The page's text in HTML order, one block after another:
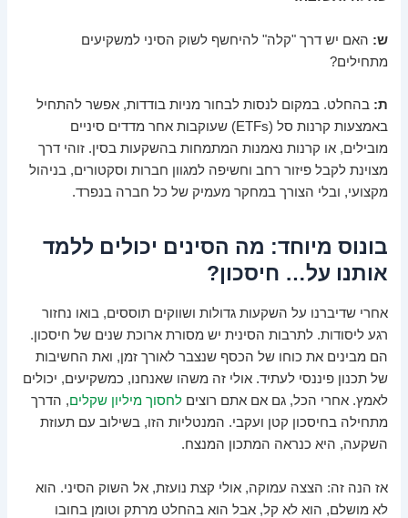
ש: האם יש דרך "קלה" להיחשף לשוק הסיני למשקיעים
מתחילים?
ת: בהחלט. במקום לנסות לבחור מניות בודדות, אפשר להתחיל
באמצעות קרנות סל (ETFs) שעוקבות אחר מדדים סיניים
מובילים, או קרנות נאמנות המתמחות בהשקעות בסין. זוהי דרך
מצוינת לקבל פיזור רחב וחשיפה למגוון חברות וסקטורים, בניהול
מקצועי, ובלי הצורך במחקר מעמיק של כל חברה בנפרד.
בונוס מיוחד: מה הסינים יכולים ללמד
אותנו על… חיסכון?
אחרי שדיברנו על השקעות גדולות ושווקים תוססים, בואו נחזור
רגע ליסודות. לתרבות הסינית יש מסורת ארוכת שנים של חיסכון.
הם מבינים את כוחו של הכסף שנצבר לאורך זמן, ואת החשיבות
של תכנון פיננסי לעתיד. אולי זה משהו שאנחנו, כמשקיעים, יכולים
לאמץ. אחרי הכל, גם אם אתם רוציםלחסוך מיליון שקלים, הדרך
מתחילה בחיסכון קטן ועקבי. המנטליות הזו, בשילוב עם תעוזת
השקעה, היא כנראה המתכון המנצח.
אז הנה זה: הצצה עמוקה, אולי קצת נועזת, אל השוק הסיני. הוא
לא מושלם, הוא לא קל, אבל הוא בהחלט מרתק וטומן בחובו